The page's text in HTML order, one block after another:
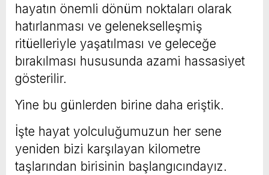
hayatın önemli dönüm noktaları olarak
hatırlanması ve gelenekselleşmiş
ritüelleriyle yaşatılması ve geleceğe
bırakılması hususunda azami hassasiyet
gösterilir.
Yine bu günlerden birine daha eriştik.
İşte hayat yolculuğumuzun her sene
yeniden bizi karşılayan kilometre
taşlarından birisinin başlangıcındayız.